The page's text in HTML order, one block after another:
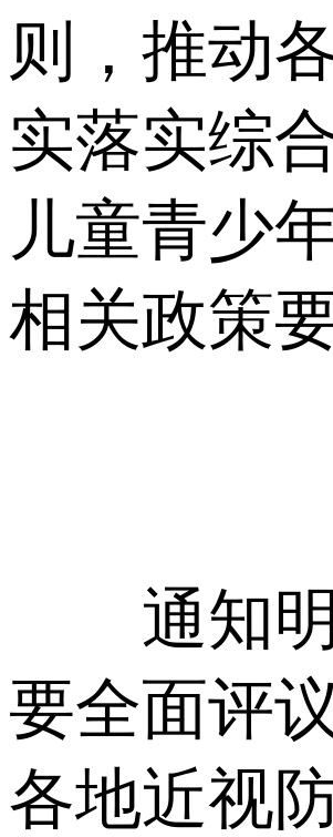
则，推动
实落实综
儿童青少
相关政策要
通知明
要全面评
各地近视